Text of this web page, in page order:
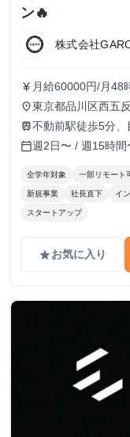
ン🔥
株式会社
currency_yen 月給60000円/月48
トすれば、学生で
す！
place東京都品川区西五
train不動前駅徒歩5分
calendar_today週2日〜 / 週15時間
全学年対象 一部リモート
新規事業 社長直下 イ
スタートアップ
gradeお気に入り